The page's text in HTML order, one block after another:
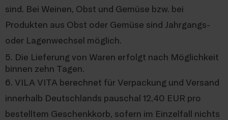
sind. Bei Weinen, Obst und Gemüse bzw. bei
Produkten aus Obst oder Gemüse sind Jahrgangs-
oder Lagenwechsel möglich.
5. Die Lieferung von Waren erfolgt nach Möglichkeit
binnen zehn Tagen.
6. VILA VITA berechnet für Verpackung und Versand
innerhalb Deutschlands pauschal 12,40 EUR pro
bestelltem Geschenkkorb, sofern im Einzelfall nichts